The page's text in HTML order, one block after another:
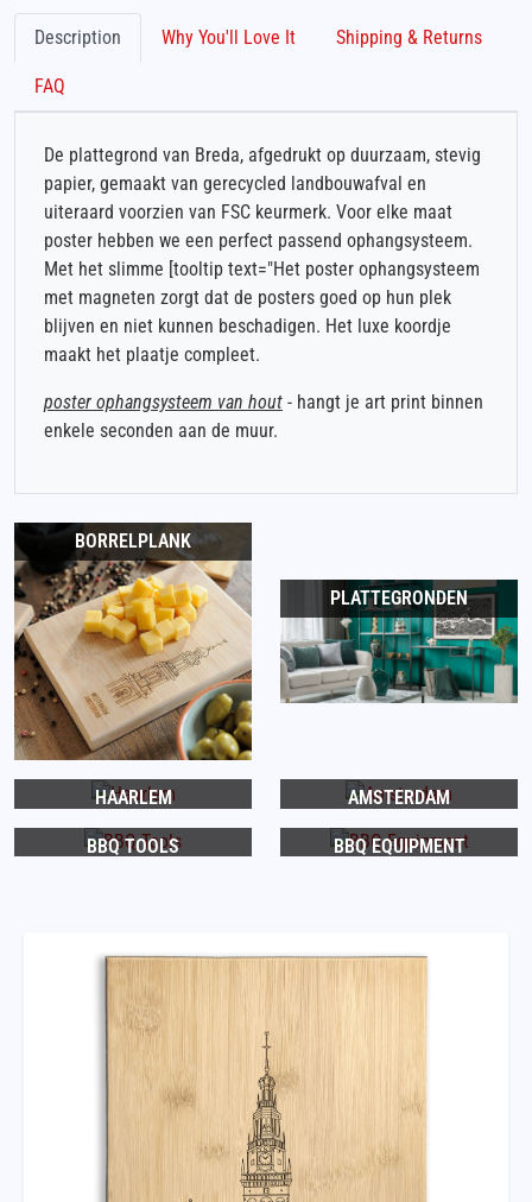
Description Why You'll Love It Shipping & Returns
FAQ
De plattegrond van Breda, afgedrukt op duurzaam, stevig
papier, gemaakt van gerecycled landbouwafval en
uiteraard voorzien van FSC keurmerk. Voor elke maat
poster hebben we een perfect passend ophangsysteem.
Met het slimme [tooltip text="Het poster ophangsysteem
met magneten zorgt dat de posters goed op hun plek
blijven en niet kunnen beschadigen. Het luxe koordje
maakt het plaatje compleet.
poster ophangsysteem van hout - hangt je art print binnen
enkele seconden aan de muur.
BORRELPLANK
PLATTEGRONDEN
HAARLEM AMSTERDAM
BBQ TOOLS BBQ EQUIPMENT